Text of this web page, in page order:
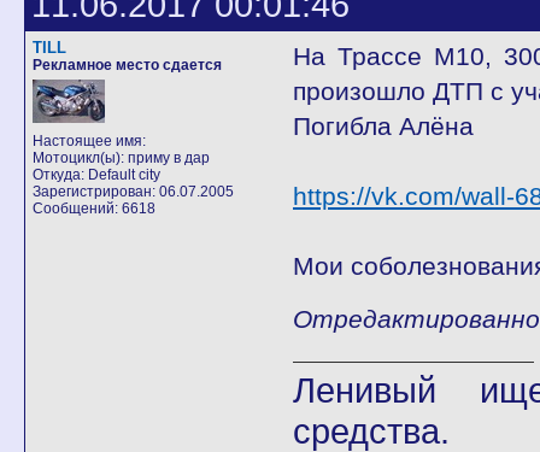
TILL
Рекламное место сдается
Настоящее имя:
Мотоцикл(ы): приму в дар
Откуда: Default city
Зарегистрирован: 06.07.2005
Сообщений: 6618
На Трассе М10,
произошло ДТП с
Погибла Алёна
https://vk.com/wall-
Мои
Ленивый
средства.